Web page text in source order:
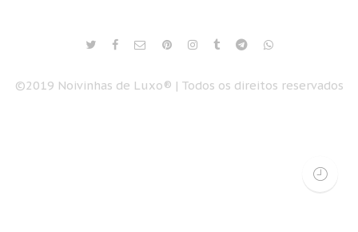
©2019 Noivinhas de Luxo® | Todos os direitos reservados